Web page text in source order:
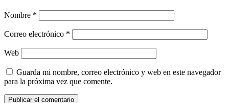
Nombre *
Correo electrónico *
Web
Guarda mi nombre, correo electrónico y web en este navegador
para la próxima vez que comente.